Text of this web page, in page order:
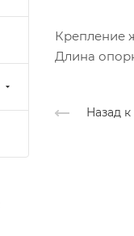
Крепление
Длина
Назад